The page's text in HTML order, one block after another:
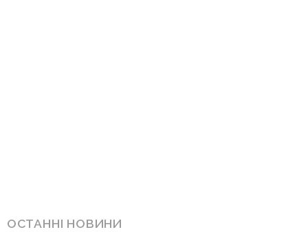
ОСТАННІ НОВИНИ